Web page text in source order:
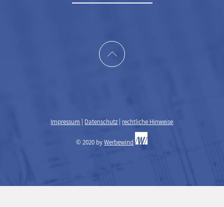
Impressum Datenschutz rechtliche Hinweise
© 2020 byWerbewind